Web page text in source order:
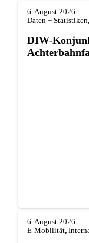
6. August 2026
Daten + Statistiken,
DIW-
6. August 2026
E-Mobilität,